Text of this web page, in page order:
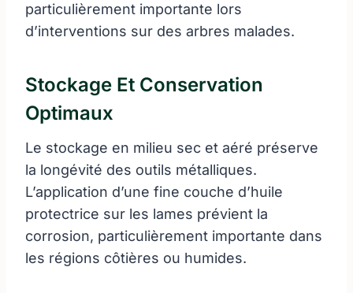
particulièrement importante lors
d’interventions sur des arbres malades.
Stockage Et Conservation
Optimaux
Le stockage en milieu sec et aéré préserve
la longévité des outils métalliques.
L’application d’une fine couche d’huile
protectrice sur les lames prévient la
corrosion, particulièrement importante dans
les régions côtières ou humides.